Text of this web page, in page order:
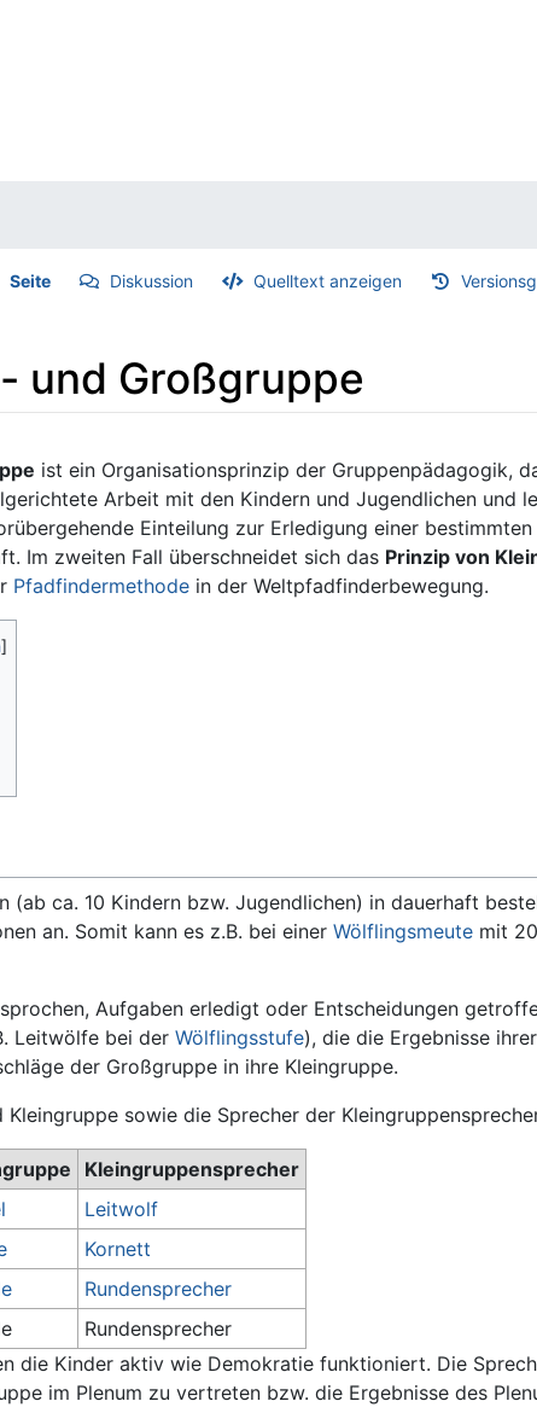
Seite Diskussion Quelltext anzeigen
und Großgruppe
ist ein Organisationsprinzip der Gruppenpädagogik,
Arbeit mit den Kindern und Jugendlichen und
Einteilung zur Erledigung einer
Im zweiten Fall überschneidet sich das Prinzip von
Pfadfindermethode in der Weltpfadfinderbewegung.
(ab ca. 10 Kindern bzw. Jugendlichen) in dauerhaft
an. Somit kann es z.B. bei einer Wölflingsmeute mit
Aufgaben erledigt oder Entscheidungen
Leitwölfe bei der Wölflingsstufe), die die Ergebnisse
der Großgruppe in ihre Kleingruppe.
sowie die Sprecher der
Kleingruppensprecher
Leitwolf
Kornett
Rundensprecher
Rundensprecher
die Kinder aktiv wie Demokratie funktioniert. Die
im Plenum zu vertreten bzw. die Ergebnisse des